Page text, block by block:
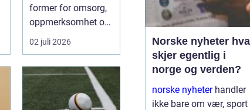
former for omsorg,
oppmerksomhet og
energiarbeid som
har som mål å s...
02 juli 2026
Norske nyheter hva
skjer egentlig i
norge og verden?
norske nyheterhandler
ikke bare om vær, sport